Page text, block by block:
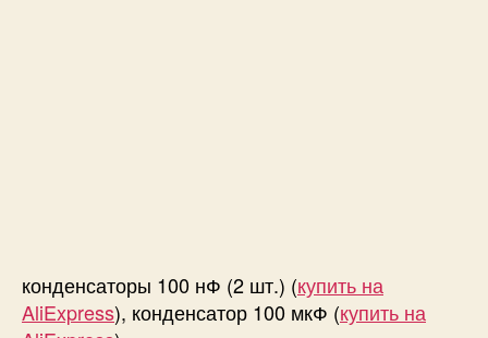
конденсаторы 100 нФ (2 шт.) (купить на
AliExpress), конденсатор 100 мкФ (купить на